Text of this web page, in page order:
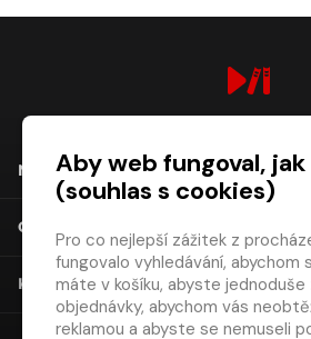
NÁKUP
O SPOLEČNOSTI
KONTAKT
Aby web fungoval, jak
(souhlas s cookies)
Pro co nejlepší zážitek z
fungovalo vyhledávání, abychom
máte v košíku, abyste
objednávky, abychom vás
reklamou a abyste se nemuseli